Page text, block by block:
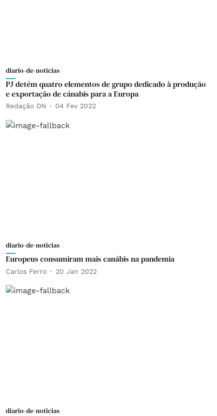
diario-de-noticias
PJ detém quatro elementos de grupo dedicado à produção
e exportação de cánabis para a Europa
Redação DN 04 Fev 2022
diario-de-noticias
Europeus consumiram mais canábis na pandemia
Carlos Ferro 20 Jan 2022
diario-de-noticias